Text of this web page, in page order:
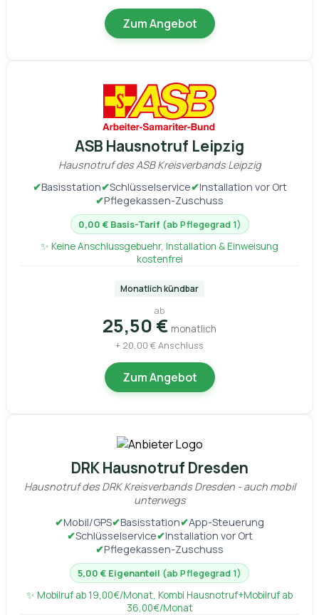
Zum Angebot
ASB Hausnotruf Leipzig
Hausnotruf des ASB Kreisverbands Leipzig
✔Basisstation✔Schlüsselservice✔Installation vor Ort
✔Pflegekassen-Zuschuss
0,00 € Basis-Tarif (ab Pflegegrad 1)
✨ Keine Anschlussgebuehr, Installation & Einweisung
kostenfrei
Monatlich kündbar
ab
25,50 € monatlich
+ 20,00 € Anschluss
Zum Angebot
DRK Hausnotruf Dresden
Hausnotruf des DRK Kreisverbands Dresden - auch mobil
unterwegs
✔Mobil/GPS✔Basisstation✔App-Steuerung
✔Schlüsselservice✔Installation vor Ort
✔Pflegekassen-Zuschuss
5,00 € Eigenanteil (ab Pflegegrad 1)
✨ Mobilruf ab 19,00€/Monat, Kombi Hausnotruf+Mobilruf ab
36,00€/Monat